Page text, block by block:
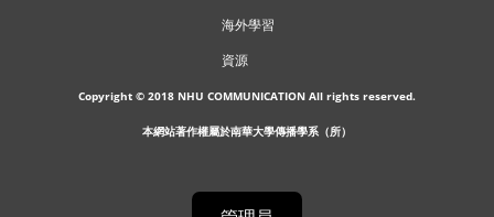
海外學習
資源
Copyright © 2018 NHU COMMUNICATION All rights reserved.
本網站著作權屬於南華大學傳播學系（所）